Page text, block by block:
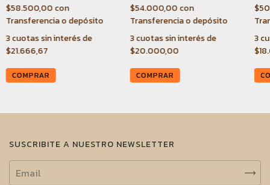
$58.500,00con
Transferencia o depósito
3cuotas sin interés de
$21.666,67
COMPRAR
$54.000,00con
Transferencia o depósito
3cuotas sin interés de
$20.000,00
COMPRAR
3
SUSCRIBITE A NUESTRO NEWSLETTER